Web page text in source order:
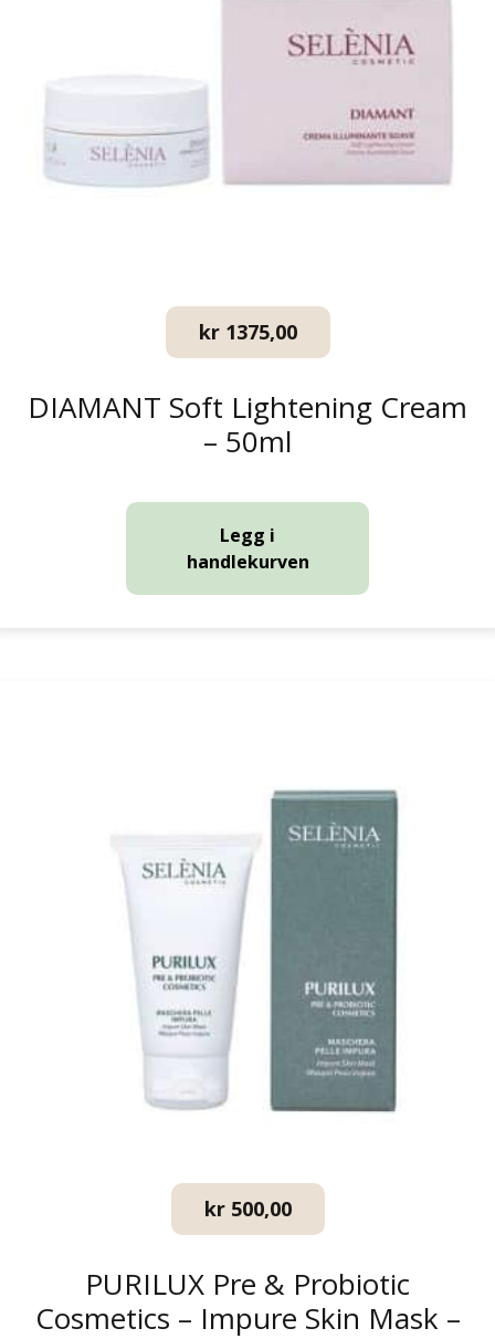
kr1375,00
DIAMANT Soft Lightening Cream
– 50ml
Legg i
handlekurven
kr500,00
PURILUX Pre & Probiotic
Cosmetics – Impure Skin Mask –